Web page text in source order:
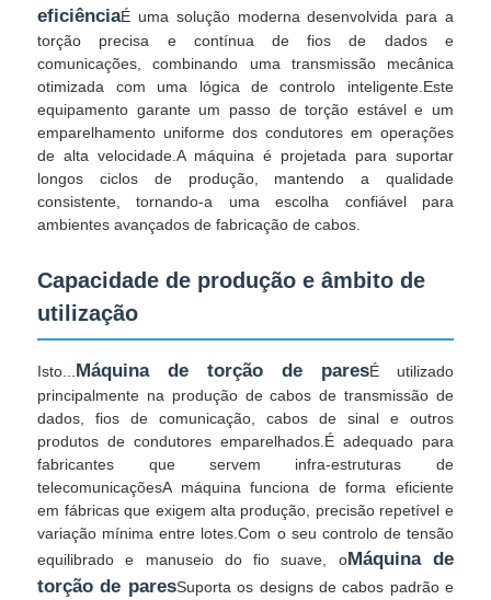
Produtos
Quem Somos
Fábrica
Fale Conosco
notícias
Todos os casos
Pedir um orçamento
Linha de produção de extrusão
eficiênciaÉ uma solução moderna desenvolvida para a
torção precisa e contínua de fios de dados e
comunicações, combinando uma transmissão mecânica
otimizada com uma lógica de controlo inteligente.Este
equipamento garante um passo de torção estável e um
emparelhamento uniforme dos condutores em operações
de alta velocidade.A máquina é projetada para suportar
longos ciclos de produção, mantendo a qualidade
consistente, tornando-a uma escolha confiável para
ambientes avançados de fabricação de cabos.
Capacidade de produção e âmbito de
utilização
Isto... Máquina de torção de paresÉ utilizado
principalmente na produção de cabos de transmissão de
dados, fios de comunicação, cabos de sinal e outros
produtos de condutores emparelhados.É adequado para
fabricantes que servem infra-estruturas de
telecomunicaçõesA máquina funciona de forma eficiente
em fábricas que exigem alta produção, precisão repetível e
variação mínima entre lotes.Com o seu controlo de tensão
equilibrado e manuseio do fio suave, oMáquina de
torção de paresSuporta os designs de cabos padrão e